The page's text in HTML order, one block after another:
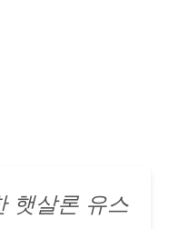
햇살론 유스